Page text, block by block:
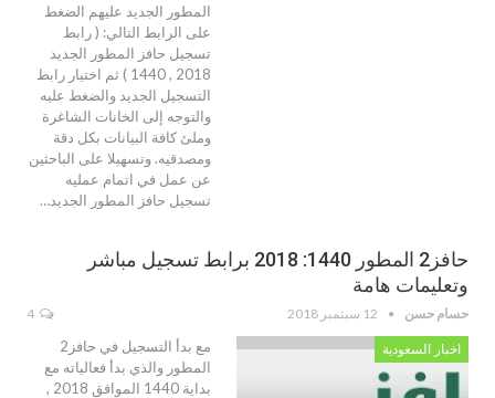
المطور الجديد عليهم الضغط
على الرابط التالي: ( رابط
تسجيل حافز المطور الجديد
2018 , 1440 ) ثم اختيار رابط
التسجيل الجديد والضغط عليه
والتوجه إلى الخانات الشاغرة
وملئ كافة البيانات بكل دقة
ومصدقيه. وتسهيلا على الباحثين
عن عمل في اتمام عمليه
تسجيل حافز المطور الجديد…
حافز2 المطور 1440: 2018 برابط تسجيل مباشر
وتعليمات هامة
حسام حسن 12 سبتمبر 2018
اخبار السعودية
مع بدأ التسجيل في حافز2
المطور والذي بدأ فعالياته مع
بداية 1440 الموافق 2018 ,